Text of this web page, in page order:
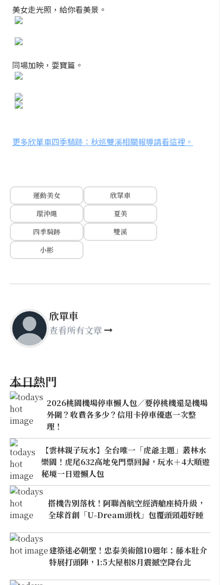
美女走光照，給你看美景。
同場加映，耍寶篇。
更多欣單車四季騎跡：秋巡雙溪相關報導請看這裡。
運動美女
欣單車
環沖繩
夏美
四季騎跡
雙溪
小彬
欣單車
查看所有文章
本日熱門
2026桃園機場停車懶人包／要停桃機還是機場
外圍？收費各多少？信用卡停車優惠一次整
理！
【雲林親子玩水】全台唯一「虎爺主題」叢林水
樂園！虎尾632高地免門票回歸，玩水＋4大順遊
秘境一日遊懶人包
搭機告別落枕！阿聯酋航空經濟艙座椅升級，
全球首創「U-Dream頭枕」包覆頭頸超好睡
建築迷必朝聖！忠泰美術館10週年：藤本壯介
特展打頭陣，1:5大屋根8月震撼空降台北